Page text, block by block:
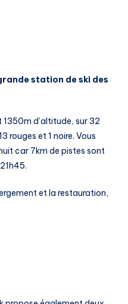
station de ski des
d’altitude, sur 32
rouges et 1 noire. Vous
car 7km de pistes sont
et la restauration,